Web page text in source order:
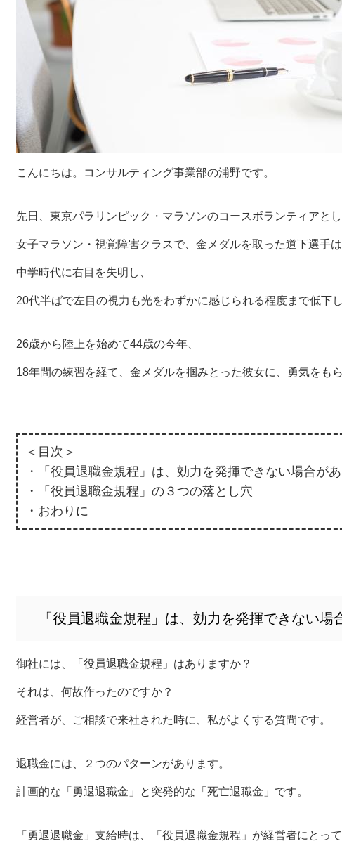
こんにちは。コンサルティング事業部の浦野です。
先日、東京パラリンピック・マラソンのコースボランティアと
女子マラソン・視覚障害クラスで、金メダルを取った道下選手
中学時代に右目を失明し、
20代半ばで左目の視力も光をわずかに感じられる程度まで低下
26歳から陸上を始めて44歳の今年、
18年間の練習を経て、金メダルを掴みとった彼女に、勇気をも
＜目次＞
・「役員退職金規程」は、効力を発揮できない場合が
・「役員退職金規程」の３つの落とし穴
・おわりに
「役員退職金規程」は、効力を発揮できない場
御社には、「役員退職金規程」はありますか？
それは、何故作ったのですか？
経営者が、ご相談で来社された時に、私がよくする質問です。
退職金には、２つのパターンがあります。
計画的な「勇退退職金」と突発的な「死亡退職金」です。
「勇退退職金」支給時は、「役員退職金規程」が経営者にとっ